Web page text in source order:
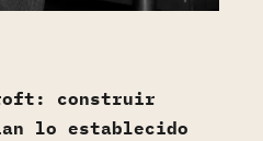
construir
lo establecido